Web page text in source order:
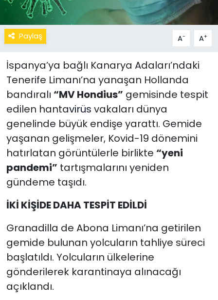
Paylaş A- A+
İspanya’ya bağlı Kanarya Adaları’ndaki
Tenerife Limanı’na yanaşan Hollanda
bandıralı “MV Hondius” gemisinde tespit
edilen hantavirüs vakaları dünya
genelinde büyük endişe yarattı. Gemide
yaşanan gelişmeler, Kovid-19 dönemini
hatırlatan görüntülerle birlikte “yeni
pandemi” tartışmalarını yeniden
gündeme taşıdı.
İKİ KİŞİDE DAHA TESPİT EDİLDİ
Granadilla de Abona Limanı’na getirilen
gemide bulunan yolcuların tahliye süreci
başlatıldı. Yolcuların ülkelerine
gönderilerek karantinaya alınacağı
açıklandı.